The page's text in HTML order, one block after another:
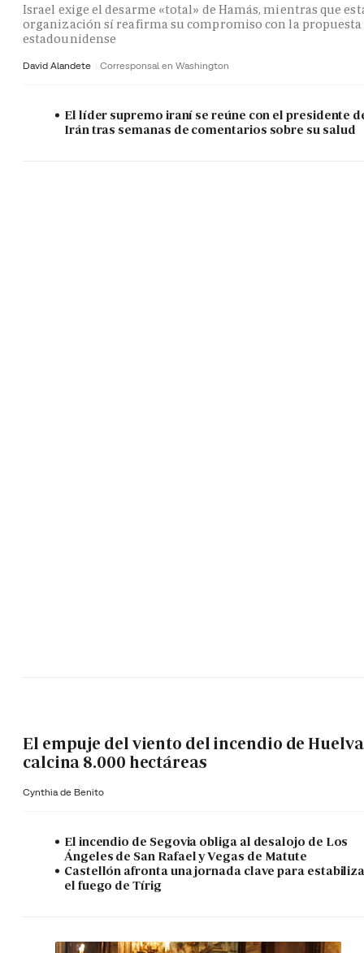
Israel exige el desarme «total» de Hamás, mientras que
organización sí reafirma su compromiso con la propuesta
estadounidense
David Alandete Corresponsal en Washington
El líder supremo iraní se reúne con el presidente
Irán tras semanas de comentarios sobre su salud
El empuje del viento del incendio de Huelva
calcina 8.000 hectáreas
Cynthia de Benito
El incendio de Segovia obliga al desalojo de Los
Ángeles de San Rafael y Vegas de Matute
Castellón afronta una jornada clave para
el fuego de Tírig